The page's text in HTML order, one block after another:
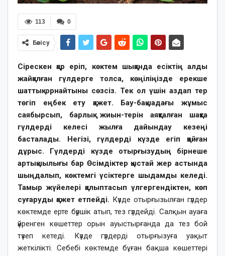
0
113
Бөлісу
Сірескен қар еріп, көктем шыққанда есіктің алды
жайқалған гүлдерге толса, көңіліңізде ерекше
шаттық орнайтыны сөзсіз. Тек ол үшін аздап тер
төгіп еңбек ету қажет. Бау-бақшадағы жұмыс
саябырсып, барлық жиын-терін аяқталған шақта
гүлдерді келесі жылға дайындау кезеңі
басталады. Негізі, гүлдерді күзде егіп қойған
дұрыс. Гүлдерді күзде отырғызудың бірнеше
артықшылығы бар Өсімдіктер қыстай жер астында
шыңдалып, көктемгі үсіктерге шыдамды келеді.
Тамыр жүйелері қалыптасып үлгергендіктен, көп
суғаруды қажет етпейді. Күзде отырғызылған гүлдер
көктемде ерте бүршік атып, тез гүлдейді. Салқын ауаға
үйренген көшеттер орын ауыстырғанда да тез бой
түзеп кетеді. Күзде гүлдерді отырғызуға уақыт
жеткілікті. Себебі көктемде бұған бақша көшеттері